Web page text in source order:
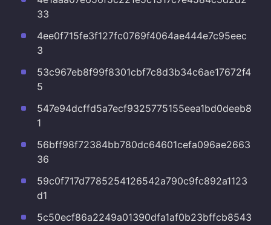
33
4ee0f715fe3f127fc0769f4064ae444e7c95eec
3
53c967eb8f99f8301cbf7c8d3b34c6ae17672f4
5
547e94dcffd5a7ecf9325775155eea1bd0deeb8
1
56bff98f72384bb780dc64601cefa096ae2663
36
59c0f717d7785254126542a790c9fc892a1123
d1
5c50ecf86a2249a01390dfa1af0b23bffcb8543